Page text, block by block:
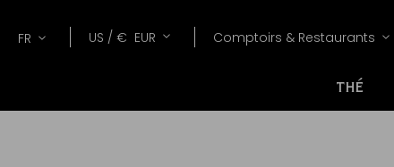
Lang
FR Devise
US / € EUR Comptoirs & Restaurants
THÉ